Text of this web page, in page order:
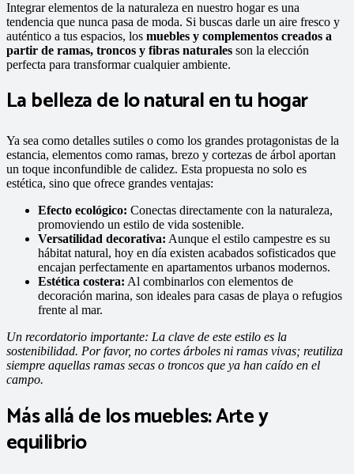
Integrar elementos de la naturaleza en nuestro hogar es una
tendencia que nunca pasa de moda. Si buscas darle un aire fresco y
auténtico a tus espacios, los muebles y complementos creados a
partir de ramas, troncos y fibras naturales son la elección
perfecta para transformar cualquier ambiente.
La belleza de lo natural en tu hogar
Ya sea como detalles sutiles o como los grandes protagonistas de la
estancia, elementos como ramas, brezo y cortezas de árbol aportan
un toque inconfundible de calidez. Esta propuesta no solo es
estética, sino que ofrece grandes ventajas:
Efecto ecológico: Conectas directamente con la naturaleza,
promoviendo un estilo de vida sostenible.
Versatilidad decorativa: Aunque el estilo campestre es su
hábitat natural, hoy en día existen acabados sofisticados que
encajan perfectamente en apartamentos urbanos modernos.
Estética costera: Al combinarlos con elementos de
decoración marina, son ideales para casas de playa o refugios
frente al mar.
Un recordatorio importante: La clave de este estilo es la
sostenibilidad. Por favor, no cortes árboles ni ramas vivas; reutiliza
siempre aquellas ramas secas o troncos que ya han caído en el
campo.
Más allá de los muebles: Arte y
equilibrio